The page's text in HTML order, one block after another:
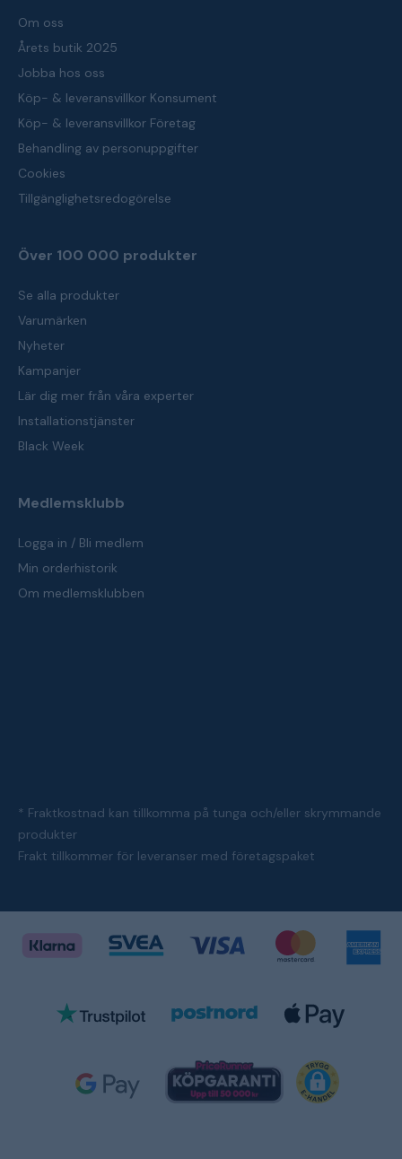
Om oss
Årets butik 2025
Jobba hos oss
Köp- & leveransvillkor Konsument
Köp- & leveransvillkor Företag
Behandling av personuppgifter
Cookies
Tillgänglighetsredogörelse
Över 100 000 produkter
Se alla produkter
Varumärken
Nyheter
Kampanjer
Lär dig mer från våra experter
Installationstjänster
Black Week
Medlemsklubb
Logga in / Bli medlem
Min orderhistorik
Om medlemsklubben
* Fraktkostnad kan tillkomma på tunga och/eller skrymmande
produkter
Frakt tillkommer för leveranser med företagspaket